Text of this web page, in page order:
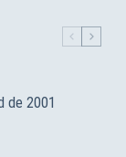
de 2001